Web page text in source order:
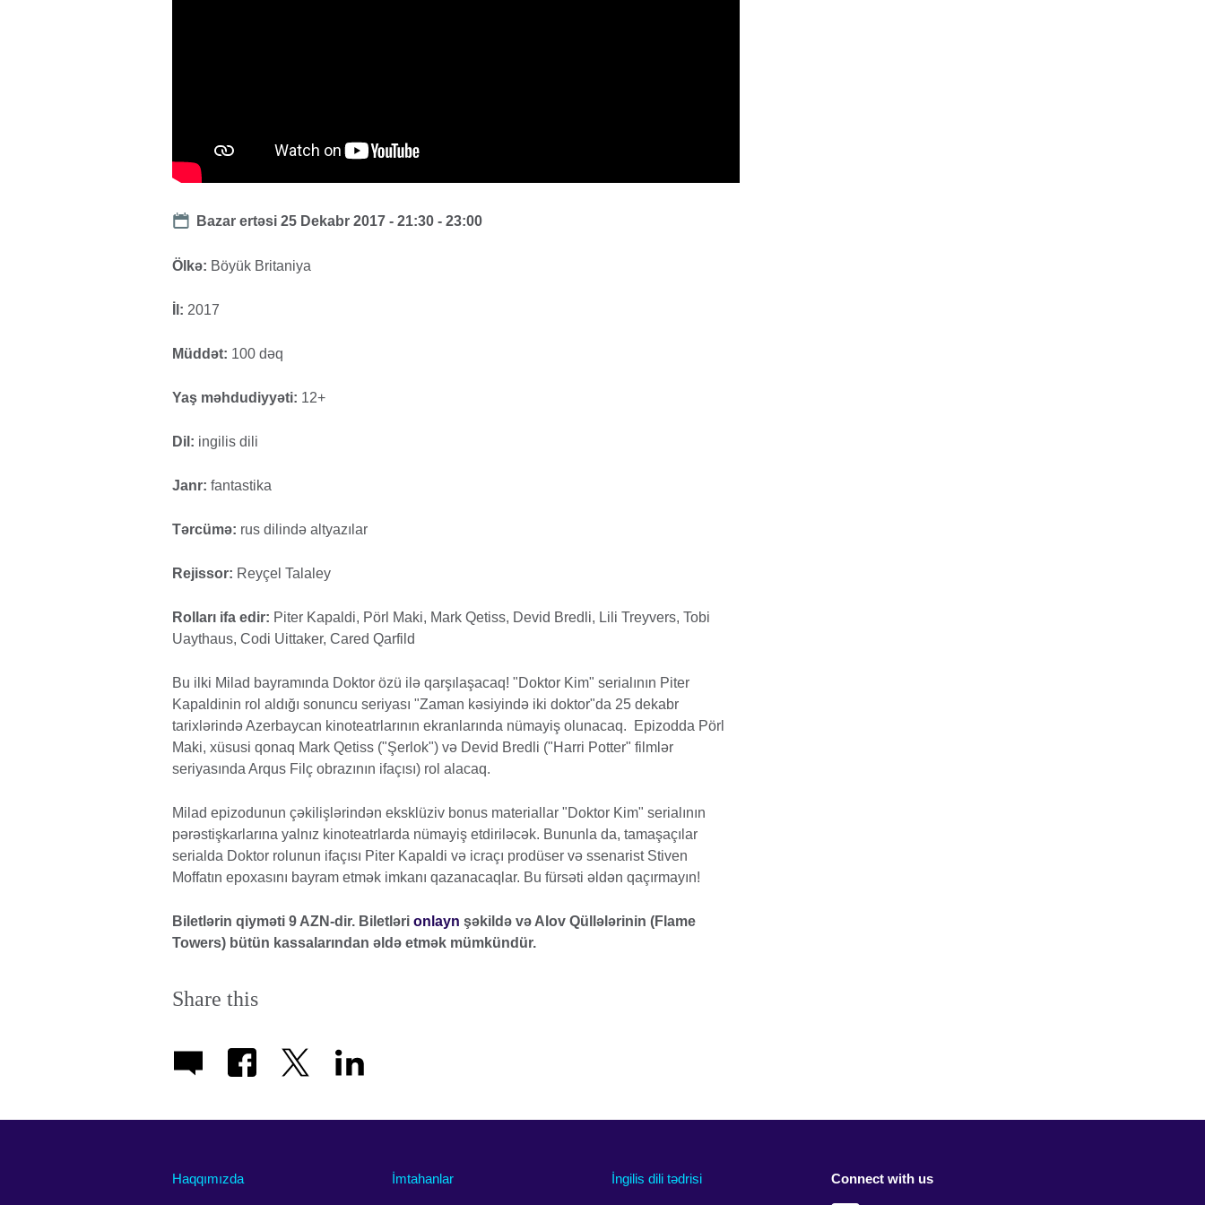
Date
Bazar ertəsi 25 Dekabr 2017 -21:30 -23:00
Ölkə: Böyük Britaniya
İl: 2017
Müddət: 100 dəq
Yaş məhdudiyyəti: 12+
Dil: ingilis dili
Janr: fantastika
Tərcümə: rus dilində altyazılar
Rejissor: Reyçel Talaley
Rolları ifa edir: Piter Kapaldi, Pörl Maki, Mark Qetiss, Devid Bredli, Lili Treyvers, Tobi
Uaythaus, Codi Uittaker, Cared Qarfild
Bu ilki Milad bayramında Doktor özü ilə qarşılaşacaq! "Doktor Kim" serialının Piter
Kapaldinin rol aldığı sonuncu seriyası "Zaman kəsiyində iki doktor"da 25 dekabr
tarixlərində Azerbaycan kinoteatrlarının ekranlarında nümayiş olunacaq. Epizodda Pörl
Maki, xüsusi qonaq Mark Qetiss ("Şerlok") və Devid Bredli ("Harri Potter" filmlər
seriyasında Arqus Filç obrazının ifaçısı) rol alacaq.
Milad epizodunun çəkilişlərindən eksklüziv bonus materiallar "Doktor Kim" serialının
pərəstişkarlarına yalnız kinoteatrlarda nümayiş etdiriləcək. Bununla da, tamaşaçılar
serialda Doktor rolunun ifaçısı Piter Kapaldi və icraçı prodüser və ssenarist Stiven
Moffatın epoxasını bayram etmək imkanı qazanacaqlar. Bu fürsəti əldən qaçırmayın!
Biletlərin qiyməti 9 AZN-dir. Biletləri onlayn şəkildə və Alov Qüllələrinin (Flame
Towers) bütün kassalarından əldə etmək mümkündür.
Share this
Haqqımızda İmtahanlar İngilis dili tədrisi Connect with us